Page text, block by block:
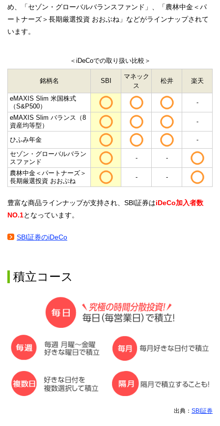
め、「セゾン・グローバルバランスファンド」、「農林中金＜パ
ートナーズ＞長期厳選投資 おおぶね」などがラインナップされて
います。
＜iDeCoでの取り扱い比較＞
銘柄名 SBI
マネック
ス
松井 楽天
eMAXIS Slim 米国株式
（S&P500）
-
eMAXIS Slim バランス（8
資産均等型）
-
ひふみ年金
-
セゾン・グローバルバラン
スファンド
- -
農林中金＜パートナーズ＞
長期厳選投資 おおぶね
- -
豊富な商品ラインナップが支持され、SBI証券はiDeCo加入者数
NO.1となっています。
SBI証券のiDeCo
積立コース
出典： SBI証券